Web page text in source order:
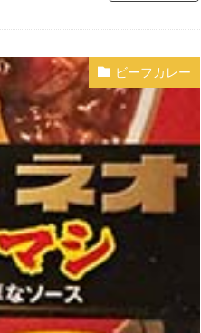
ビーフカレー